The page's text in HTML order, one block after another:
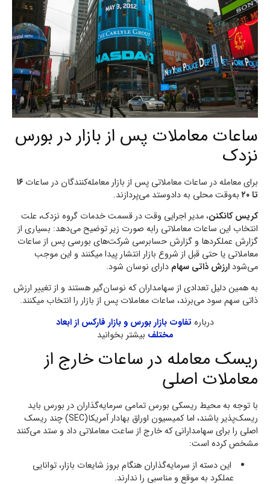
ساعات معاملات پس از بازار در بورس
نزدک
برای معامله در ساعات معاملاتی پس از بازار معامله‌کنندگان در ساعات ۱۶
تا ۲۰
به‌وقت محلی به دادوستد می‌پردازند.
کریس کانکنن، مدیر اجرایی وقت در قسمت خدمات گروه نزدک، علت
انتخاب این ساعات معاملاتی رابه صورت زیر توضیح می‌دهد: بسیاری از
گزارش عملکردها و گزارش حسابرسی شرکت‌های بورسی پس از ساعات
معاملاتی یا حتی قبل از شروع بازار انتشار پیدا میکنند و این موجب
می‌شود ارزش ذاتی سهام دارای نوسان شود.
به همین دلیل تعدادی از سهامداران که نوسان‌گیر هستند و از تغییر ارزش
ذاتی سهم سود می‌برند، ساعات معاملات پس از بازار را انتخاب میکنند.
درباره تفاوت بازار بورس و بازار فارکس از ابعاد
مختلف بیشتر بخوانید
ریسک معامله در ساعات‌ خارج از
معاملات اصلی
با توجه به محیط ریسکی بورس تمامی سرمایه‌گذاران در بورس باید
ریسک‌پذیر باشند، اما کمیسیون اوراق بهادار آمریکا(SEC) چند ریسک
اصلی را برای سهامدارانی که خارج از ساعت معاملاتی داد و ستد می‌کنند
مشخص کرده است:
این دسته از سرمایه‌گذاران هنگام بروز شایعات بازار، توانایی
عملکرد به موقع و مناسبی را ندارند.